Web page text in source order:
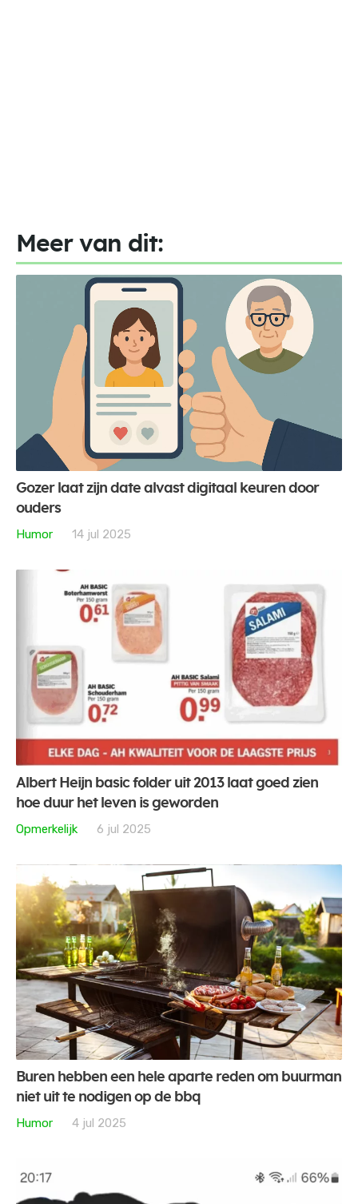
Meer van dit:
Gozer laat zijn date alvast digitaal keuren door
ouders
Humor
14 jul 2025
Albert Heijn basic folder uit 2013 laat goed zien
hoe duur het leven is geworden
Opmerkelijk
6 jul 2025
Buren hebben een hele aparte reden om buurman
niet uit te nodigen op de bbq
Humor
4 jul 2025